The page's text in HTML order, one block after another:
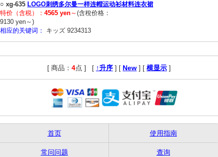
○ xg-635 LOGO刺绣多尔曼一样连帽运动衫材料连衣裙
特价（含税）： 4565 yen～(含稅价格：
9130 yen～)
相应的关键词：
キッズ 9234313
[ 商品： 4点 ] [ ↑升序 ] [ New ] [ 横显示 ]
首页 使用指南
常问问题 查询